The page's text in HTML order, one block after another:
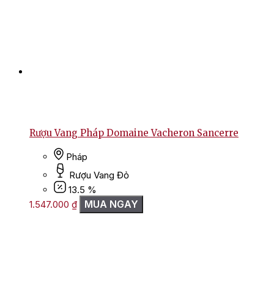
Rượu Vang Pháp Domaine Vacheron Sancerre
Pháp
Rượu Vang Đỏ
13.5 %
1.547.000 ₫ MUA NGAY